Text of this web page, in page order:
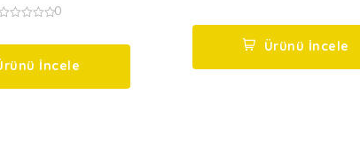
0
İncele
5
Ürünü İncele